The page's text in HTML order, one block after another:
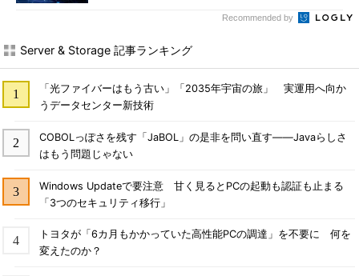
Recommended by
Server & Storage 記事ランキング
「光ファイバーはもう古い」「2035年宇宙の旅」 実運用へ向か
うデータセンター新技術
COBOLっぽさを残す「JaBOL」の是非を問い直す――Javaらしさ
はもう問題じゃない
Windows Updateで要注意 甘く見るとPCの起動も認証も止まる
「3つのセキュリティ移行」
トヨタが「6カ月もかかっていた高性能PCの調達」を不要に 何を
変えたのか？